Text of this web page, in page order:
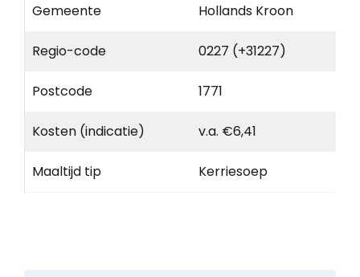
Gemeente Hollands Kroon
Regio-code 0227 (+31227)
Postcode 1771
Kosten (indicatie) v.a. €6,41
Maaltijd tip Kerriesoep